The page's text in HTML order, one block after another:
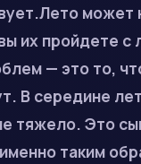
может
их пройдете
— это то,
В середине
тяжело. Это
таким